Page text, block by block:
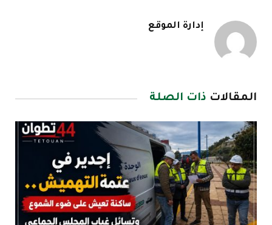
إدارة الموقع
المقالات ذات الصلة